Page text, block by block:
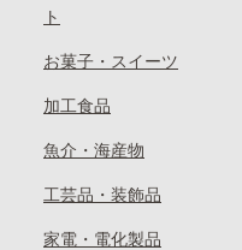
ト
お菓子・スイーツ
加工食品
魚介・海産物
工芸品・装飾品
家電・電化製品